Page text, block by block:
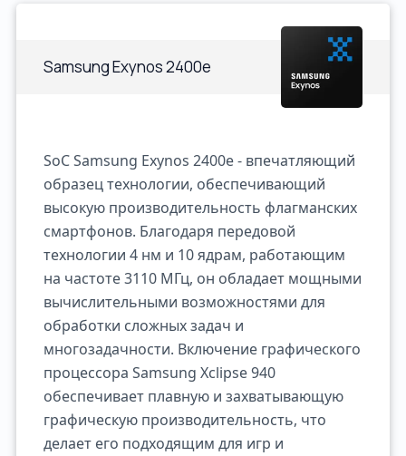
Samsung Exynos 2400e
SoC Samsung Exynos 2400e - впечатляющий
образец технологии, обеспечивающий
высокую производительность флагманских
смартфонов. Благодаря передовой
технологии 4 нм и 10 ядрам, работающим
на частоте 3110 МГц, он обладает мощными
вычислительными возможностями для
обработки сложных задач и
многозадачности. Включение графического
процессора Samsung Xclipse 940
обеспечивает плавную и захватывающую
графическую производительность, что
делает его подходящим для игр и